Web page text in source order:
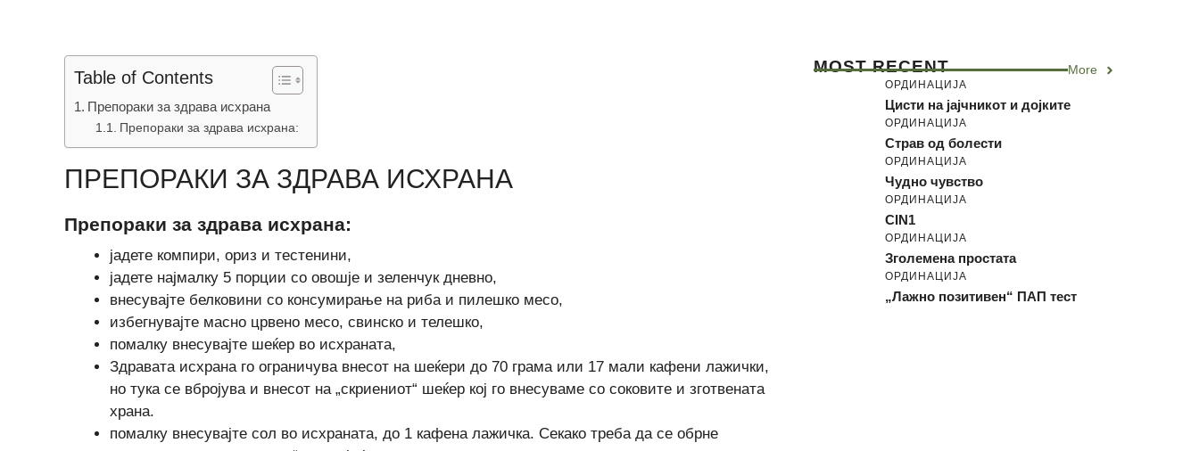
Table of Contents
Препораки за здрава исхрана
Препораки за здрава исхрана:
ПРЕПОРАКИ ЗА ЗДРАВА ИСХРАНА
Препораки за здрава исхрана:
јадете компири, ориз и тестенини,
јадете најмалку 5 порции со овошје и зеленчук дневно,
внесувајте белковини со консумирање на риба и пилешко месо,
избегнувајте масно црвено месо, свинско и телешко,
помалку внесувајте шеќер во исхраната,
Здравата исхрана го ограничува внесот на шеќери до 70 грама или 17 мали кафени лажички,
но тука се вбројува и внесот на „скриениот“ шеќер кој го внесуваме со соковите и зготвената
храна.
помалку внесувајте сол во исхраната, до 1 кафена лажичка. Секако треба да се обрне
MOST RECENT More
ОРДИНАЦИЈА
Цисти на јајчникот и дојките
ОРДИНАЦИЈА
Страв од болести
ОРДИНАЦИЈА
Чудно чувство
ОРДИНАЦИЈА
CIN1
ОРДИНАЦИЈА
Зголемена простата
ОРДИНАЦИЈА
„Лажно позитивен“ ПАП тест